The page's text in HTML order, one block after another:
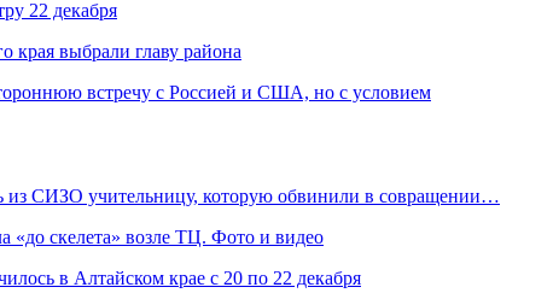
22 декабря
края выбрали главу района
встречу с Россией и США, но с условием
из СИЗО учительницу, которую обвинили в совращении…
«до скелета» возле ТЦ. Фото и видео
в Алтайском крае с 20 по 22 декабря